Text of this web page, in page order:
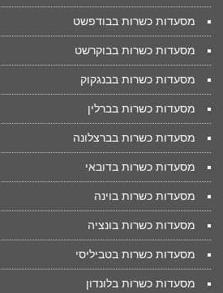
מסעדות כשרות בבודפשט
מסעדות כשרות בבוקרשט
מסעדות כשרות בבנגקוק
מסעדות כשרות בברלין
מסעדות כשרות בברצלונה
מסעדות כשרות בדובאי
מסעדות כשרות בוינה
מסעדות כשרות בונציה
מסעדות כשרות בטביליסי
מסעדות כשרות בלונדון